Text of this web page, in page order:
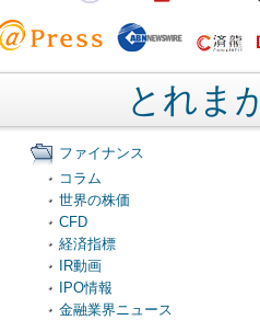
とれま
ファイナンス
コラム
世界の株価
CFD
経済指標
IR動画
IPO情報
金融業界ニュース